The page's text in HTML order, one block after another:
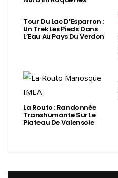
Tour Du Lac D’Esparron :
Un Trek Les Pieds Dans
L’Eau Au Pays Du Verdon
La Routo : Randonnée
Transhumante Sur Le
Plateau De Valensole